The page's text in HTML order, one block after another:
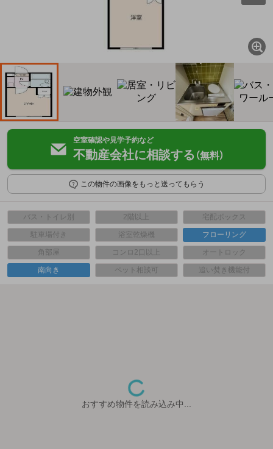
空室確認や見学予約など
不動産会社に相談する （無料）
この物件の画像をもっと送ってもらう
バス・トイレ別 2階以上 宅配ボックス
駐車場付き 浴室乾燥機 フローリング
角部屋 コンロ2口以上 オートロック
南向き ペット相談可 追い焚き機能付
おすすめ物件を読み込み中...